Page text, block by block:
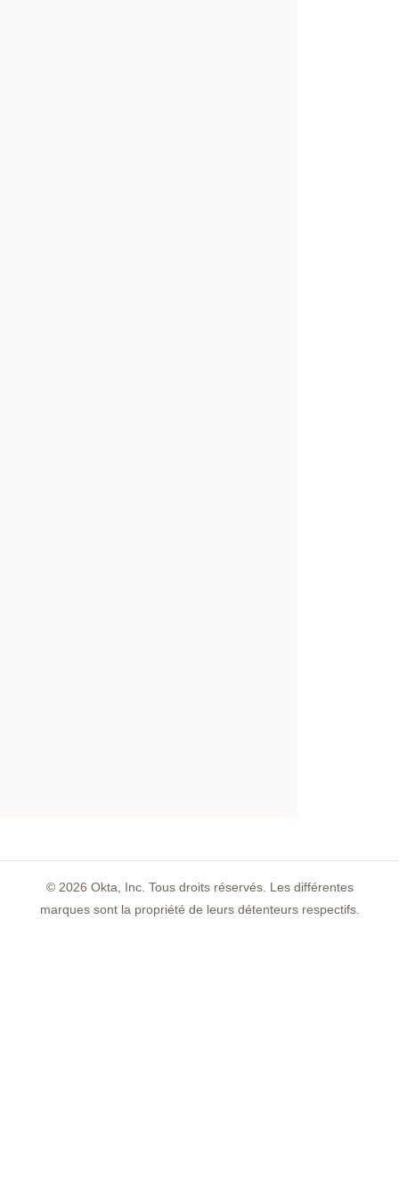
© 2026 Okta, Inc. Tous droits réservés. Les différentes
marques sont la propriété de leurs détenteurs respectifs.